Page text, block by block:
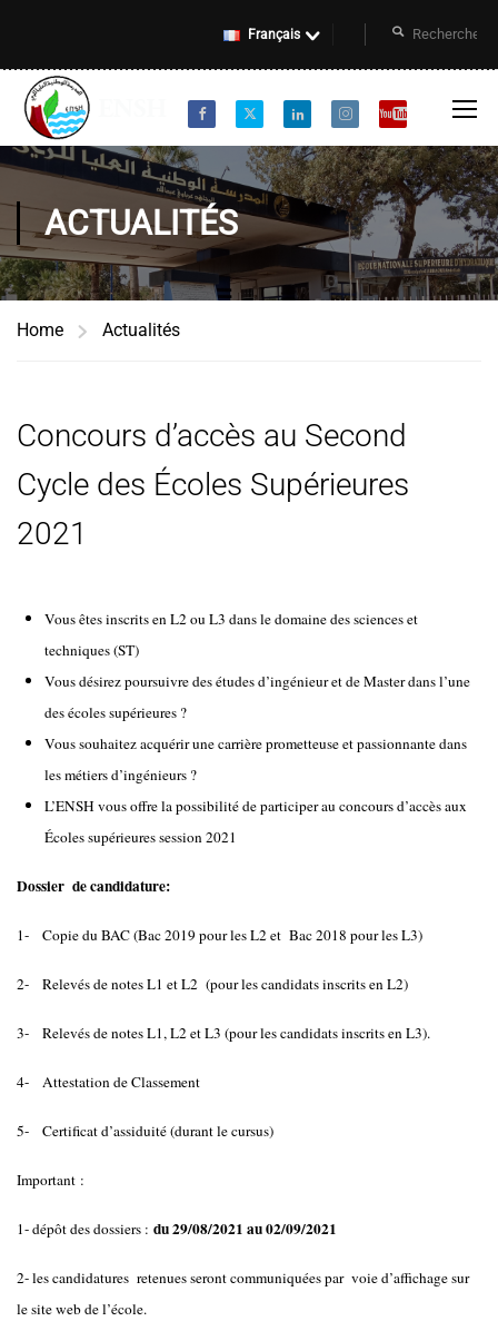
Français
ACTUALITÉS
Home Actualités
Concours d’accès au Second
Cycle des Écoles Supérieures
2021
Vous êtes inscrits en L2 ou L3 dans le domaine des sciences et
techniques (ST)
Vous désirez poursuivre des études d’ingénieur et de Master dans l’une
des écoles supérieures ?
Vous souhaitez acquérir une carrière prometteuse et passionnante dans
les métiers d’ingénieurs ?
L’ENSH vous offre la possibilité de participer au concours d’accès aux
Écoles supérieures session 2021
Dossier de candidature:
1- Copie du BAC (Bac 2019 pour les L2 et Bac 2018 pour les L3)
2- Relevés de notes L1 et L2 (pour les candidats inscrits en L2)
3- Relevés de notes L1, L2 et L3 (pour les candidats inscrits en L3).
4- Attestation de Classement
5- Certificat d’assiduité (durant le cursus)
Important :
1- dépôt des dossiers : du 29/08/2021 au 02/09/2021
2- les candidatures retenues seront communiquées par voie d’affichage sur
le site web de l’école.